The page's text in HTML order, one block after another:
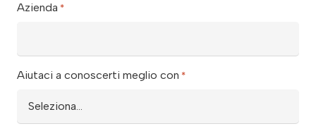
Azienda *
Aiutaci a conoscerti meglio con *